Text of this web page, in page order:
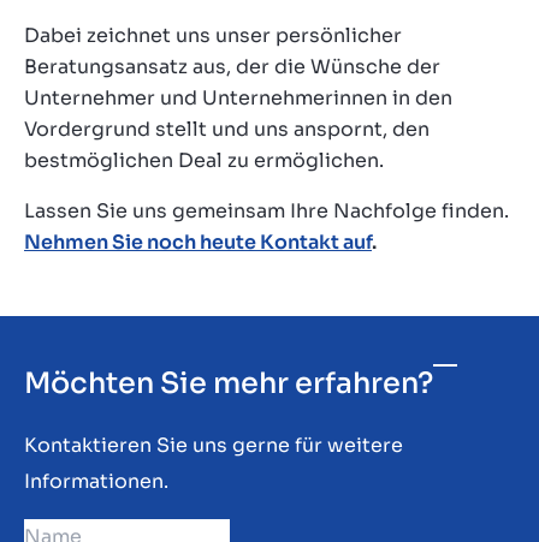
Dabei zeichnet uns unser persönlicher
Beratungsansatz aus, der die Wünsche der
Unternehmer und Unternehmerinnen in den
Vordergrund stellt und uns anspornt, den
bestmöglichen Deal zu ermöglichen.
Lassen Sie uns gemeinsam Ihre Nachfolge finden.
Nehmen Sie noch heute Kontakt auf.
Möchten Sie mehr erfahren?
Kontaktieren Sie uns gerne für weitere
Informationen.